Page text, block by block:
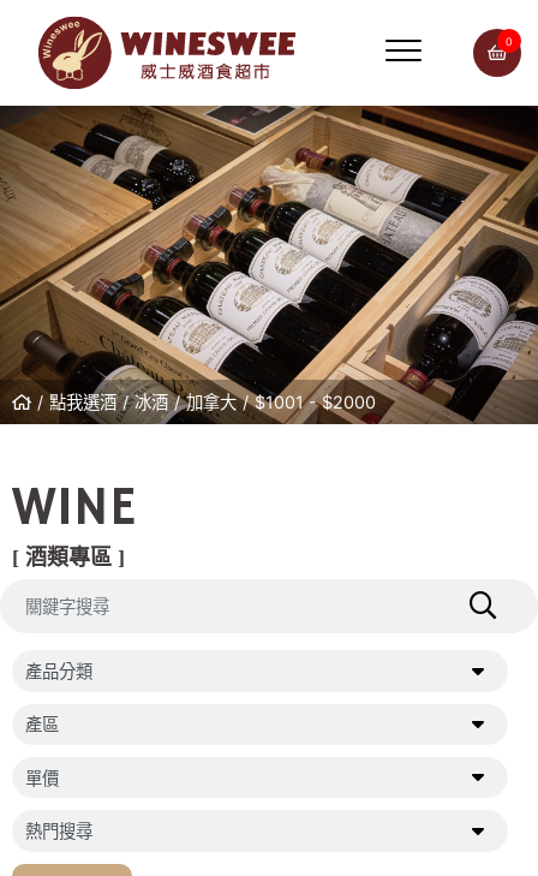
0
點我選酒 冰酒 加拿大 $1001 - $2000
WINE
[ 酒類專區 ]